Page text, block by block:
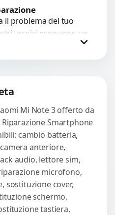
Preventivo
il problema del tuo
tecnici eseguono un
con strumenti
Mi Note 3 offerto da
Riparazione Smartphone
cambio batteria,
anteriore,
audio, lettore sim,
microfono,
sostituzione cover,
schermo,
tastiera,